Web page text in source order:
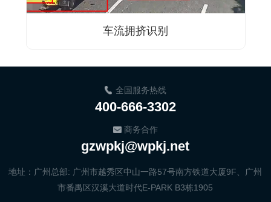
车流拥挤识别
全国服务热线
400-666-3302
商务合作
gzwpkj@wpkj.net
地址：广州总部: 广州市越秀区中山一路57号南方铁道大厦9F、广州
市番禺区汉溪大道时代E-PARK B3栋1905